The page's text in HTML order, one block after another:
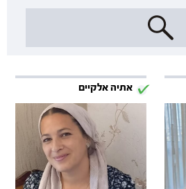
אתיה אלקיים